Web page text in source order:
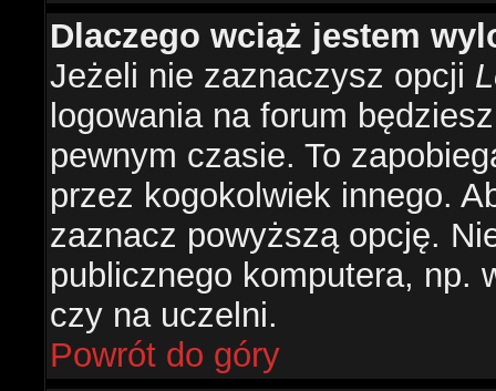
Dlaczego wciąż jestem
Jeżeli nie zaznaczysz opcji
logowania na forum
pewnym czasie. To
przez kogokolwiek innego.
zaznacz powyższą opcję.
publicznego komputera, np.
czy na uczelni.
Powrót do góry